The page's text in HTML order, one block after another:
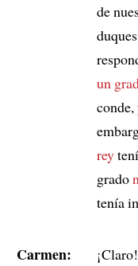
de
un
conde,
rey
grado
tenía
Carmen: ¡Claro!